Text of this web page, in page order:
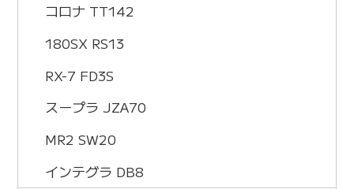
コロナ TT142
180SX RS13
RX-7 FD3S
スープラ JZA70
MR2 SW20
インテグラ DB8